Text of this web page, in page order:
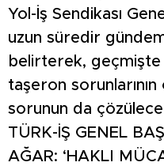
Yol-İş Sendikası
uzun süredir
belirterek, geçmişte
taşeron
sorunun da
TÜRK-İŞ GENEL
AĞAR: ‘HAKLI